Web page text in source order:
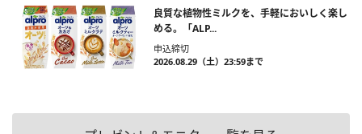
良質な植物性ミルクを、手軽においしく楽し
める。「ALP...
申込締切
2026.08.29（土）23:59まで